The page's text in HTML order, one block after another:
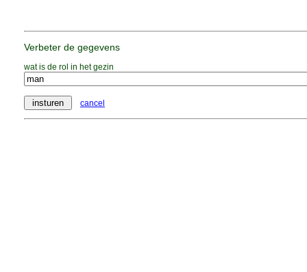
Verbeter de gegevens
wat is de rol in het gezin
cancel